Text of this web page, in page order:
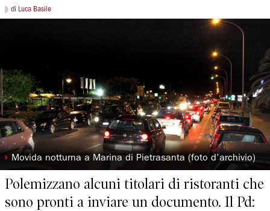
di Luca Basile
◗ Movida notturna a Marina di Pietrasanta (foto d’archivio)
Polemizzano alcuni titolari di ristoranti che
sono pronti a inviare un documento. Il Pd: